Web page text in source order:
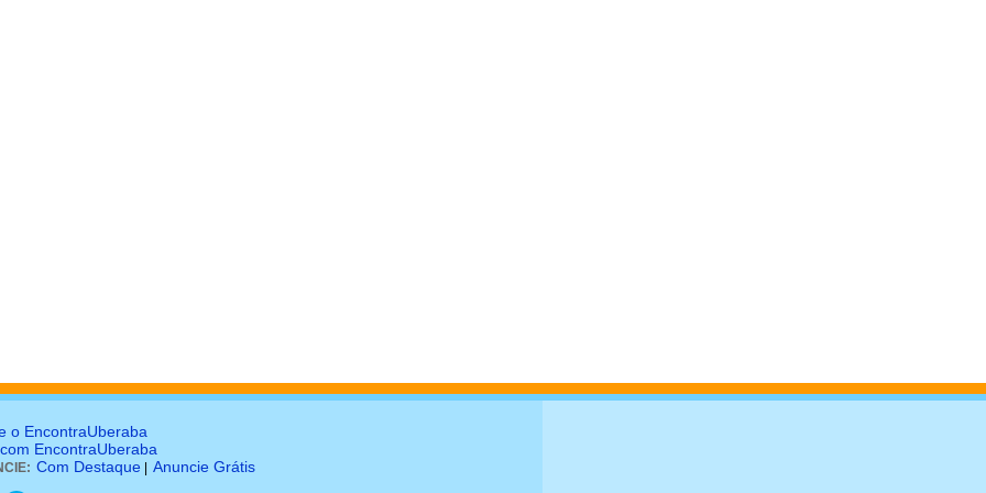
o EncontraUberaba
EncontraUberaba
Com Destaque Anuncie Grátis